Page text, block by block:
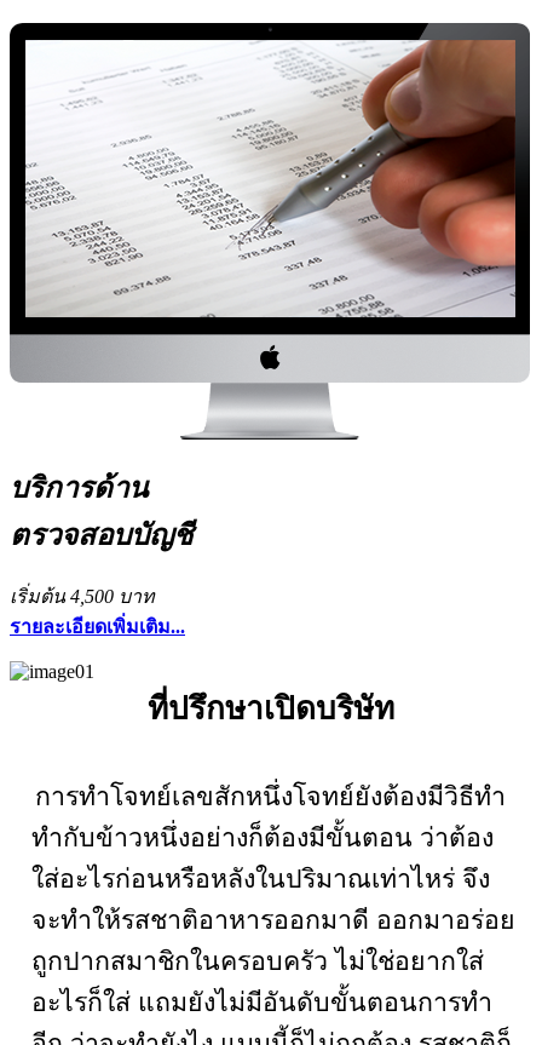
บริการด้าน
ตรวจสอบบัญชี
เริ่มต้น 4,500 บาท
รายละเอียดเพิ่มเติม...
ที่ปรึกษาเปิดบริษัท
การทำโจทย์เลขสักหนึ่งโจทย์ยังต้องมีวิธีทำ
ทำกับข้าวหนึ่งอย่างก็ต้องมีขั้นตอน ว่าต้อง
ใส่อะไรก่อนหรือหลังในปริมาณเท่าไหร่ จึง
จะทำให้รสชาติอาหารออกมาดี ออกมาอร่อย
ถูกปากสมาชิกในครอบครัว ไม่ใช่อยากใส่
อะไรก็ใส่ แถมยังไม่มีอันดับขั้นตอนการทำ